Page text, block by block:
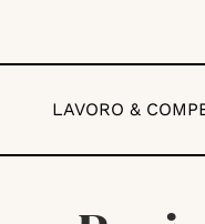
LAVORO &